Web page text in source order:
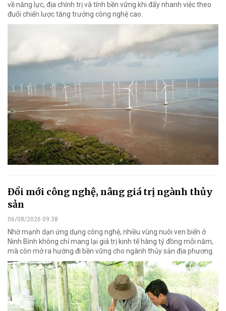
về năng lực, địa chính trị và tính bền vững khi đẩy nhanh việc theo
đuổi chiến lược tăng trưởng công nghệ cao.
Đổi mới công nghệ, nâng giá trị ngành thủy
sản
06/08/2026 09:38
Nhờ mạnh dạn ứng dụng công nghệ, nhiều vùng nuôi ven biển ở
Ninh Bình không chỉ mang lại giá trị kinh tế hàng tỷ đồng mỗi năm,
mà còn mở ra hướng đi bền vững cho ngành thủy sản địa phương.